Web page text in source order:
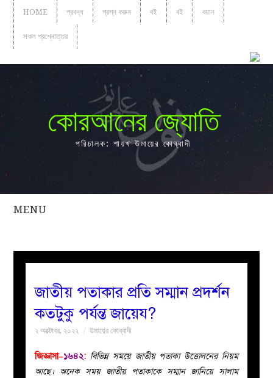
HOME প্রবন্ধ প্রশ্ন করুন বই বই বয়ান
সকল প্রশ্নোত্তর
কোরআনের জ্যোতি
পরিচালক: শায়খ উমায়ের কোব্বাদী
MENU
সকল
নারীদের
জাতীয় পতাকার প্রতি সম্মান প্রদর্শন
কতটুকু পর্যন্ত জায়েয?
২ অক্টোবর, ২০২২ উমায়ের কোব্বাদী
জিজ্ঞাসা–১৬৪২: বিভিন্ন সময়ে জাতীয় পতাকা উত্তোলনের নিয়ম
আছে। অনেক সময় জাতীয় পতাকাকে সম্মান জানিয়ে সালাম